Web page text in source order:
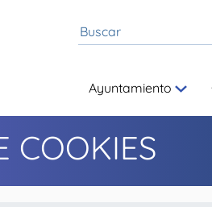
Ayuntamiento
COOKIES